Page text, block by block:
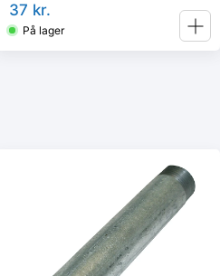
37 kr.
På lager